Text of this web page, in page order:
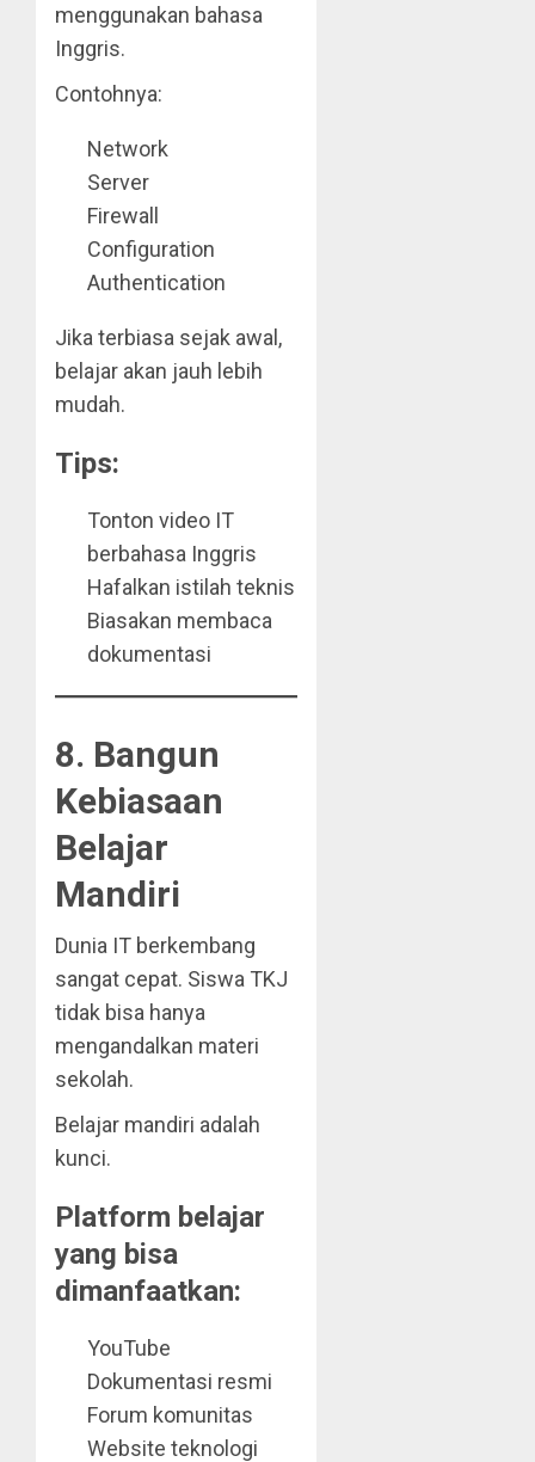
menggunakan bahasa
Inggris.
Contohnya:
Network
Server
Firewall
Configuration
Authentication
Jika terbiasa sejak awal,
belajar akan jauh lebih
mudah.
Tips:
Tonton video IT
berbahasa Inggris
Hafalkan istilah teknis
Biasakan membaca
dokumentasi
8. Bangun
Kebiasaan
Belajar
Mandiri
Dunia IT berkembang
sangat cepat. Siswa TKJ
tidak bisa hanya
mengandalkan materi
sekolah.
Belajar mandiri adalah
kunci.
Platform belajar
yang bisa
dimanfaatkan:
YouTube
Dokumentasi resmi
Forum komunitas
Website teknologi